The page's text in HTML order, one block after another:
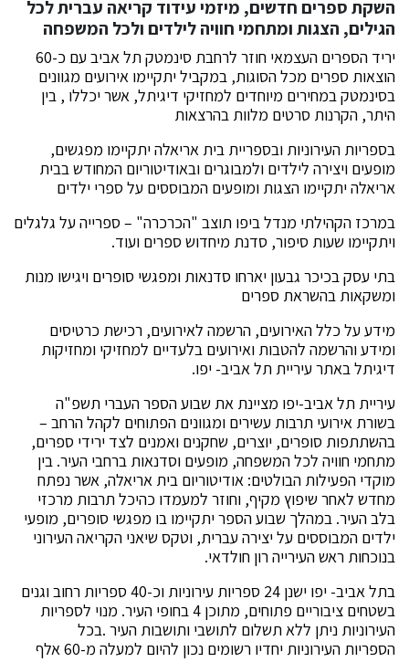
השקת ספרים חדשים, מיזמי עידוד קריאה עברית לכל
הגילים, הצגות ומתחמי חוויה לילדים ולכל המשפחה
יריד הספרים העצמאי חוזר לרחבת סינמטק תל אביב עם כ-60
הוצאות ספרים מכל הסוגות, במקביל יתקיימו אירועים מגוונים
בסינמטק במחירים מיוחדים למחזיקי דיגיתל, אשר יכללו , בין
היתר, הקרנות סרטים מלוות בהרצאות
בספריות העירוניות ובספריית בית אריאלה יתקיימו מפגשים,
מופעים ויצירה לילדים ולמבוגרים ובאודיטוריום המחודש בבית
אריאלה יתקיימו הצגות ומופעים המבוססים על ספרי ילדים
במרכז הקהילתי מנדל ביפו תוצב "הכרכרה" – ספרייה על גלגלים
ויתקיימו שעות סיפור, סדנת מיחדוש ספרים ועוד.
בתי עסק בכיכר גבעון יארחו סדנאות ומפגשי סופרים ויגישו מנות
ומשקאות בהשראת ספרים
מידע על כלל האירועים, הרשמה לאירועים, רכישת כרטיסים
ומידע והרשמה להטבות ואירועים בלעדיים למחזיקי ומחזיקות
דיגיתל באתר עיריית תל אביב- יפו.
עיריית תל אביב-יפו מציינת את שבוע הספר העברי תשפ"ה
בשורת אירועי תרבות עשירים ומגוונים הפתוחים לקהל הרחב –
בהשתתפות סופרים, יוצרים, שחקנים ואמנים לצד ירידי ספרים,
מתחמי חוויה לכל המשפחה, מופעים וסדנאות ברחבי העיר. בין
מוקדי הפעילות הבולטים: אודיטוריום בית אריאלה, אשר נפתח
מחדש לאחר שיפוץ מקיף, וחוזר למעמדו כהיכל תרבות מרכזי
בלב העיר. במהלך שבוע הספר יתקיימו בו מפגשי סופרים, מופעי
ילדים המבוססים על יצירה עברית, וטקס שיאני הקריאה העירוני
בנוכחות ראש העירייה רון חולדאי.
בתל אביב- יפו ישנן 24 ספריות עירוניות וכ-40 ספריות רחוב וגנים
בשטחים ציבוריים פתוחים, מתוכן 4 בחופי העיר. מנוי לספריות
העירוניות ניתן ללא תשלום לתושבי ותושבות העיר .בכל
הספריות העירוניות יחדיו רשומים נכון להיום למעלה מ-60 אלף